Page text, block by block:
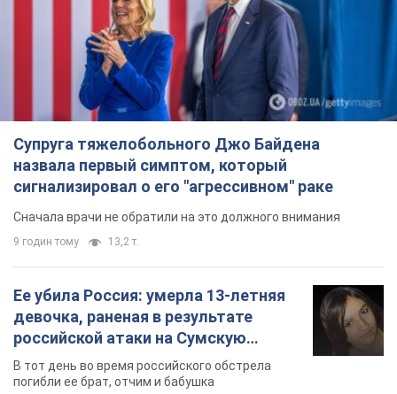
Супруга тяжелобольного Джо Байдена
назвала первый симптом, который
сигнализировал о его "агрессивном" раке
Сначала врачи не обратили на это должного внимания
9 годин тому 13,2 т.
Ее убила Россия: умерла 13-летняя
девочка, раненая в результате
российской атаки на Сумскую
область. Фото
В тот день во время российского обстрела
погибли ее брат, отчим и бабушка